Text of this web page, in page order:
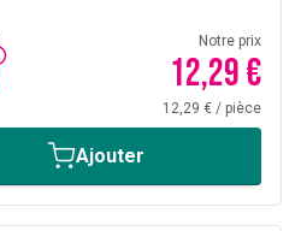
Notre prix
12,29 €
12,29 € / pièce
Ajouter